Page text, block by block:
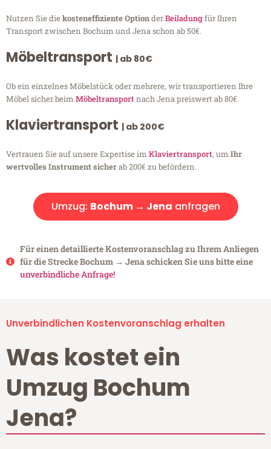
Nutzen Sie diekosteneffiziente OptionderBeiladungfür Ihren
Transport zwischen Bochum und Jena schon ab 50€.
Möbeltransport | ab 80€
Ob ein einzelnes Möbelstück oder mehrere, wir transportieren Ihre
Möbel sicher beim Möbeltransportnach Jena preiswert ab 80€.
Klaviertransport | ab 200€
Vertrauen Sie auf unsere Expertise im Klaviertransport, um Ihr
wertvolles Instrument sicherab 200€ zu befördern.
Umzug: Bochum → Jena anfragen
Für einen detaillierte Kostenvoranschlag zu Ihrem Anliegen
für die Strecke Bochum → Jena schicken Sie uns bitte eine
unverbindliche Anfrage!
Unverbindlichen Kostenvoranschlag erhalten
Was kostet ein
Umzug Bochum
Jena?